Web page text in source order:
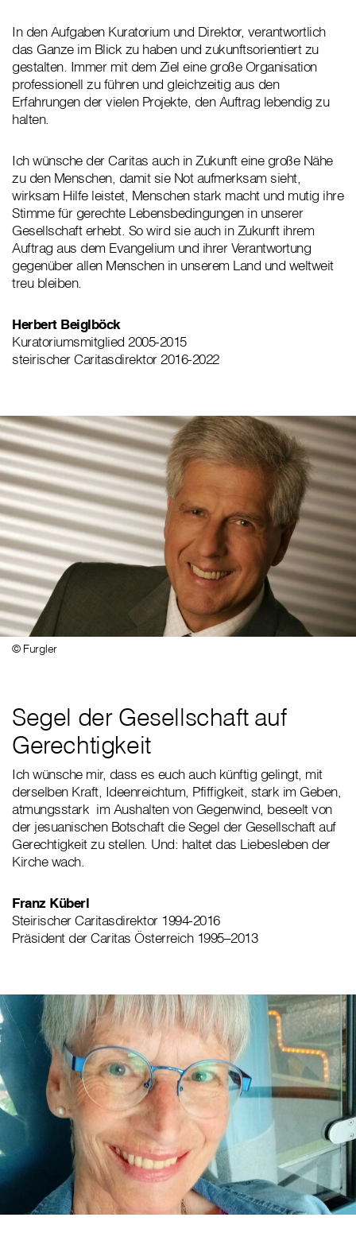
In den Aufgaben Kuratorium und Direktor, verantwortlich
das Ganze im Blick zu haben und zukunftsorientiert zu
gestalten. Immer mit dem Ziel eine große Organisation
professionell zu führen und gleichzeitig aus den
Erfahrungen der vielen Projekte, den Auftrag lebendig zu
halten.
Ich wünsche der Caritas auch in Zukunft eine große Nähe
zu den Menschen, damit sie Not aufmerksam sieht,
wirksam Hilfe leistet, Menschen stark macht und mutig ihre
Stimme für gerechte Lebensbedingungen in unserer
Gesellschaft erhebt. So wird sie auch in Zukunft ihrem
Auftrag aus dem Evangelium und ihrer Verantwortung
gegenüber allen Menschen in unserem Land und weltweit
treu bleiben.
Herbert Beiglböck
Kuratoriumsmitglied 2005-2015
steirischer Caritasdirektor 2016-2022
© Furgler
Segel der Gesellschaft auf
Gerechtigkeit
Ich wünsche mir, dass es euch auch künftig gelingt, mit
derselben Kraft, Ideenreichtum, Pfiffigkeit, stark im Geben,
atmungsstark im Aushalten von Gegenwind, beseelt von
der jesuanischen Botschaft die Segel der Gesellschaft auf
Gerechtigkeit zu stellen. Und: haltet das Liebesleben der
Kirche wach.
Franz Küberl
Steirischer Caritasdirektor 1994-2016
Präsident der Caritas Österreich 1995–2013